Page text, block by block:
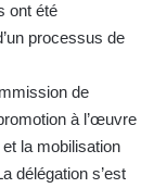
ont été
processus de
de
à l’œuvre
la mobilisation
délégation s’est